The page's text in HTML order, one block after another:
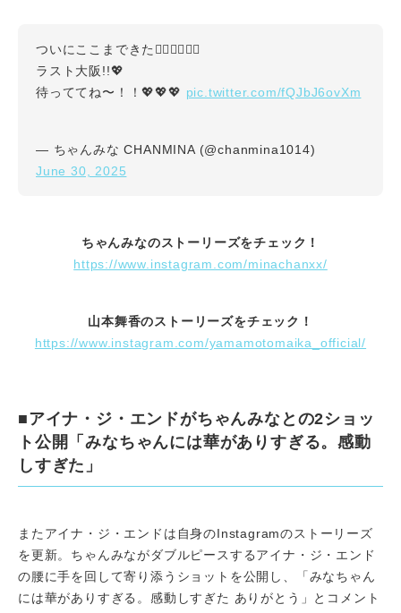
ついにここまできた❤️‍🔥❤️‍🔥❤️‍🔥
ラスト大阪!!💖
待っててね〜！！💖💖💖 pic.twitter.com/fQJbJ6ovXm
— ちゃんみな CHANMINA (@chanmina1014)
June 30, 2025
ちゃんみなのストーリーズをチェック！
https://www.instagram.com/minachanxx/
山本舞香のストーリーズをチェック！
https://www.instagram.com/yamamotomaika_official/
■アイナ・ジ・エンドがちゃんみなとの2ショッ
ト公開「みなちゃんには華がありすぎる。感動
しすぎた」
またアイナ・ジ・エンドは自身のInstagramのストーリーズ
を更新。ちゃんみながダブルピースするアイナ・ジ・エンド
の腰に手を回して寄り添うショットを公開し、「みなちゃん
には華がありすぎる。感動しすぎた ありがとう」とコメント